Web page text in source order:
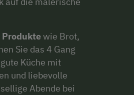
Produktewie Brot,
Sie das 4 Gang
Küche mit
und liebevolle
Abende bei